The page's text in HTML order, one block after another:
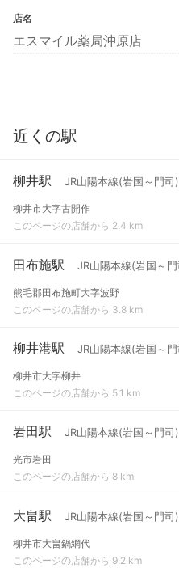
店名
エスマイル薬局沖原店
近くの駅
柳井駅 JR山陽本線(岩国～門司)
柳井市大字古開作
このページの店舗から 2.4 km
田布施駅 JR山陽本線(岩国～
熊毛郡田布施町大字波野
このページの店舗から 3.8 km
柳井港駅 JR山陽本線(岩国～
柳井市大字柳井
このページの店舗から 5.1 km
岩田駅 JR山陽本線(岩国～門司)
光市岩田
このページの店舗から 8 km
大畠駅 JR山陽本線(岩国～門司)
柳井市大畠鍋網代
このページの店舗から 9.2 km